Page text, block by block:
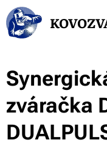
zváračka